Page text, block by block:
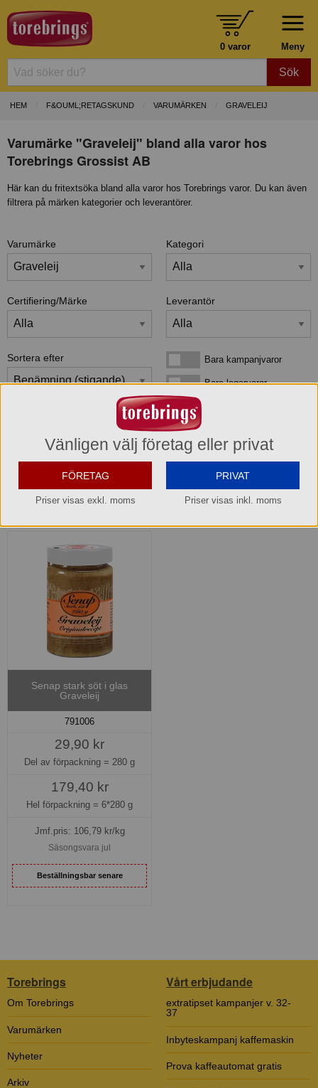
Meny
0 varor
Sök
HEM F&OUML;RETAGSKUND VARUMÄRKEN GRAVELEIJ
Varumärke "Graveleij" bland alla varor hos
Torebrings Grossist AB
Här kan du fritextsöka bland alla varor hos Torebrings varor. Du kan även
filtrera på märken kategorier och leverantörer.
Varumärke Kategori
Certifiering/Märke Leverantör
Sortera efter Bara kampanjvarorBara kampanjvaror
Bara lagervarorBara lagervaror
Visa maxläge 1 vara/rad
Visa standardlägeVisa standardläge 2 varor/rad
produktersom matchar din sökning:
Senap stark söt i glas
Graveleij
791006
29,90 kr
Del av förpackning = 280 g
179,40 kr
Hel förpackning = 6*280 g
Jmf.pris: 106,79kr/kg
Säsongsvara jul
Beställningsbar senare
Torebrings
Om Torebrings
Varumärken
Nyheter
Arkiv
Vårt erbjudande
extratipset kampanjer v. 32-
37
Inbyteskampanj kaffemaskin
Prova kaffeautomat gratis
Vänligen välj företag eller privat
FÖRETAG
Priser visas exkl. moms
PRIVAT
Priser visas inkl. moms